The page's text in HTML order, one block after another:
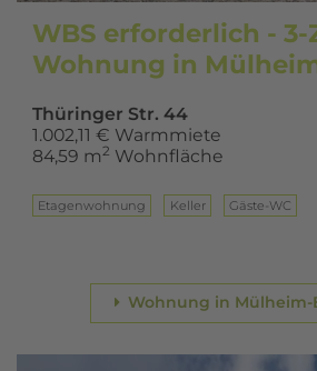
WBS erforderlich -
Wohnung in
Thüringer Str. 44
1.002,11 € Warmmiete
84,59 m2 Wohnfläche
Eta­gen­woh­nung Keller Gäste-WC
Wohnung in Mülheim-